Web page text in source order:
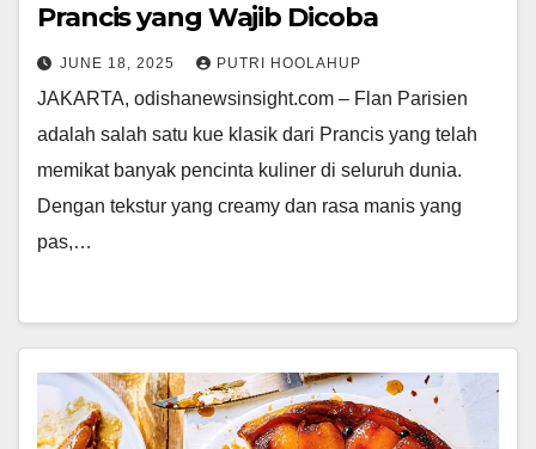
Prancis yang Wajib Dicoba
JUNE 18, 2025 PUTRI HOOLAHUP
JAKARTA, odishanewsinsight.com – Flan Parisien
adalah salah satu kue klasik dari Prancis yang telah
memikat banyak pencinta kuliner di seluruh dunia.
Dengan tekstur yang creamy dan rasa manis yang
pas,…